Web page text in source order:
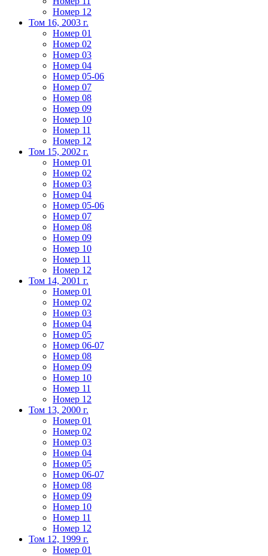
Номер 12
Том 16, 2003 г.
Номер 01
Номер 02
Номер 03
Номер 04
Номер 05-06
Номер 07
Номер 08
Номер 09
Номер 10
Номер 11
Номер 12
Том 15, 2002 г.
Номер 01
Номер 02
Номер 03
Номер 04
Номер 05-06
Номер 07
Номер 08
Номер 09
Номер 10
Номер 11
Номер 12
Том 14, 2001 г.
Номер 01
Номер 02
Номер 03
Номер 04
Номер 05
Номер 06-07
Номер 08
Номер 09
Номер 10
Номер 11
Номер 12
Том 13, 2000 г.
Номер 01
Номер 02
Номер 03
Номер 04
Номер 05
Номер 06-07
Номер 08
Номер 09
Номер 10
Номер 11
Номер 12
Том 12, 1999 г.
Номер 01